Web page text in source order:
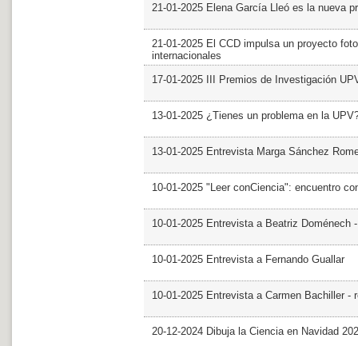
21-01-2025 Elena García Lleó es la nueva
21-01-2025 El CCD impulsa un proyecto
internacionales
17-01-2025 III Premios de Investigación
13-01-2025 ¿Tienes un problema en la
13-01-2025 Entrevista Marga Sánchez
10-01-2025 "Leer conCiencia": encuentro
10-01-2025 Entrevista a Beatriz Doménech
10-01-2025 Entrevista a Fernando Guallar
10-01-2025 Entrevista a Carmen Bachiller -
20-12-2024 Dibuja la Ciencia en Navidad